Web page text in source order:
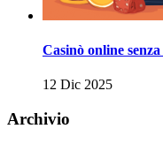
Casinò online
12 Dic 2025
Archivio